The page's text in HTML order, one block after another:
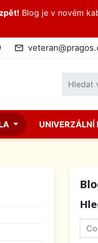
Blog je v novém
mail_outline
UNIVERZÁLNÍ